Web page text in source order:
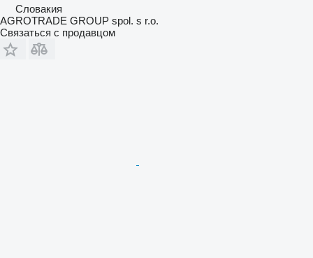
Словакия
AGROTRADE GROUP spol. s r.o.
Связаться с продавцом